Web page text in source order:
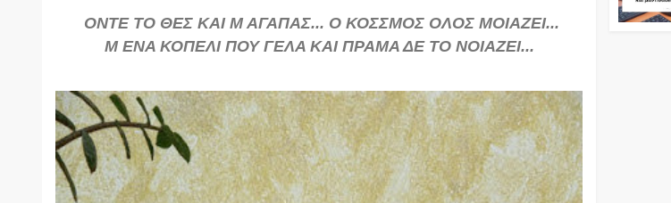
ΟΝΤΕ ΤΟ ΘΕΣ ΚΑΙ Μ ΑΓΑΠΑΣ... Ο ΚΟΣΣΜΟΣ ΟΛΟΣ ΜΟΙΑΖΕΙ...
Μ ΕΝΑ ΚΟΠΕΛΙ ΠΟΥ ΓΕΛΑ ΚΑΙ ΠΡΑΜΑ ΔΕ ΤΟ ΝΟΙΑΖΕΙ...